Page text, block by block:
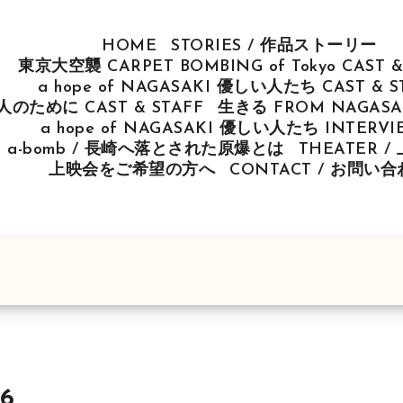
HOME
STORIES / 作品ストーリー
東京大空襲 CARPET BOMBING of Tokyo CAST
a hope of NAGASAKI 優しい人たち CAST &
のために CAST & STAFF
生きる FROM
a hope of NAGASAKI 優しい人たち
a-bomb / 長崎へ落とされた原爆とは
THEATER /
上映会をご希望の方へ
CONTACT / お問い合